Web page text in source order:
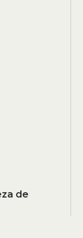
de